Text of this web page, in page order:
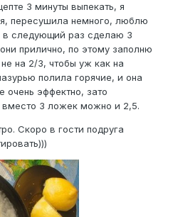
3 минуты выпекать, я
пересушила немного, люблю
в следующий раз сделаю 3
прилично, по этому заполню
на 2/3, чтобы уж как на
полила горячие, и она
очень эффектно, зато
вместо 3 ложек можно и 2,5.
Скоро в гости подруга